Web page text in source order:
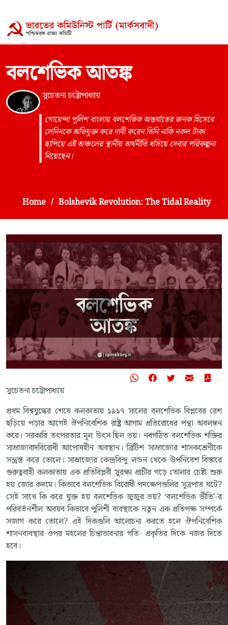
বলশেভিক আতঙ্ক
সুচেতনা চট্টোপাধ্যায়
গোয়েন্দা পুলিশ বাংলায় বলশেভিক অন্তর্ঘাতের জনক হিসেবে
লেনিনকে অভিযুক্ত করে দাবী করেন তিনি নাকি নকল টাকা
ছাপিয়ে এই অঞ্চলের স্থানীয় অর্থনীতি ধসিয়ে দেবার পরিকল্পনা
নিয়েছেন।
Home Bolshevik Revolution: The Tidal Reality
সুচেতনা চট্টোপাধ্যায়
প্রথম বিশ্বযুদ্ধের শেষে কলকাতায় ১৯১৭ সালের বলশেভিক বিপ্লবের রেশ
ছড়িয়ে পড়ার আগেই ঔপনিবেশিক রাষ্ট্র আগাম প্রতিরোধের পন্থা অবলম্বন
করে। সরকারি তৎপরতার মূল উৎস ছিল ভয়। নবগঠিত বলশেভিক শক্তির
সাম্রাজ্যবাদবিরোধী আপোষহীন অবস্থান। ব্রিটিশ সাম্রাজ্যের শাসকশ্রেণীকে
সন্ত্রস্ত করে তোলে। সাম্রাজ্যের কেন্দ্রবিন্দু লন্ডন থেকে উপনিবেশ বিস্তারে
গুরুত্ববাহী কলকাতায় এক প্রতিবিপ্লবী সুরক্ষা প্রাচীর গড়ে তোলার চেষ্টা শুরু
হয় জোর কদমে। কিভাবে বলশেভিক বিরোধী পদক্ষেপগুলির সূত্রপাত ঘটে?
সেই সাথে কি করে যুক্ত হয় বলশেভিক জুজুর ভয়? ‘বলশেভিক ভীতি'-র
পরিবর্তনশীল অবয়ব কিভাবে পুলিশী ব্যবস্থাকে নতুন এক প্রতিপক্ষ সম্পর্কে
সজাগ করে তোলে? এই দিকগুলি আলোচনা করতে হলে ঔপনিবেশিক
শাসনব্যবস্থার ওপর মহলের চিন্তাভাবনার গতি- প্রকৃতির দিকে নজর দিতে
হবে।